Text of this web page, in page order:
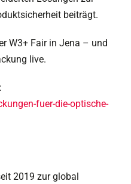
beiträgt.
W3+ Fair in Jena – und
live.
fuer-die-optische-
2019 zur global